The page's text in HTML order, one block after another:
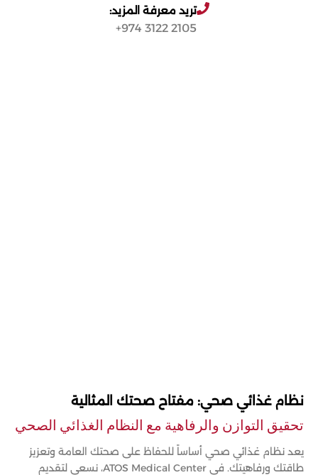
تريد معرفة المزيد:
2105 3122 974+
نظام غذائي صحي: مفتاح صحتك المثالية
تحقيق التوازن والرفاهية مع النظام الغذائي الصحي
يعد نظام غذائي صحي أساساً للحفاظ على صحتك العامة وتعزيز
طاقتك ورفاهيتك. في ATOS Medical Center، نسعى لتقديم